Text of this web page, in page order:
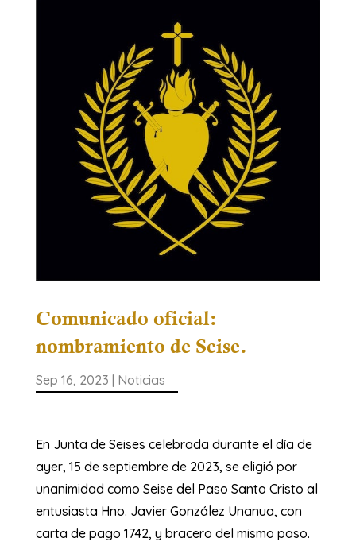
Comunicado oficial:
nombramiento de Seise.
Sep 16, 2023 | Noticias
En Junta de Seises celebrada durante el día de
ayer, 15 de septiembre de 2023, se eligió por
unanimidad como Seise del Paso Santo Cristo al
entusiasta Hno. Javier González Unanua, con
carta de pago 1742, y bracero del mismo paso.